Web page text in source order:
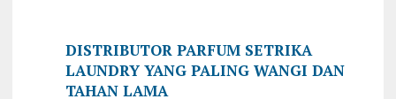
DISTRIBUTOR PARFUM SETRIKA
LAUNDRY YANG PALING WANGI DAN
TAHAN LAMA